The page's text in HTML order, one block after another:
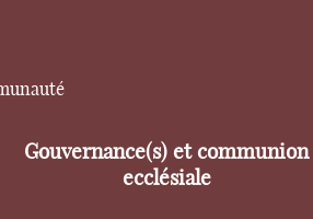
Gouvernance(s) et communion
ecclésiale